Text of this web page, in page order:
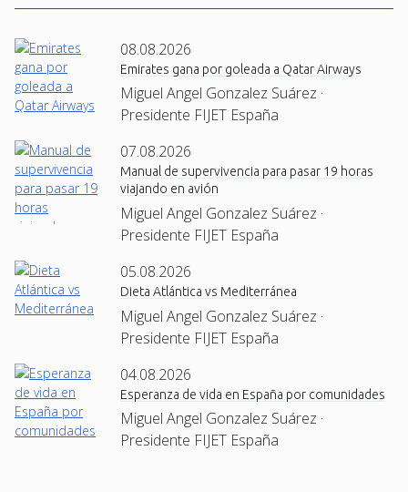
08.08.2026
Emirates gana por goleada a Qatar Airways
Miguel Angel Gonzalez Suárez ·
Presidente FIJET España
07.08.2026
Manual de supervivencia para pasar 19 horas
viajando en avión
Miguel Angel Gonzalez Suárez ·
Presidente FIJET España
05.08.2026
Dieta Atlántica vs Mediterránea
Miguel Angel Gonzalez Suárez ·
Presidente FIJET España
04.08.2026
Esperanza de vida en España por comunidades
Miguel Angel Gonzalez Suárez ·
Presidente FIJET España